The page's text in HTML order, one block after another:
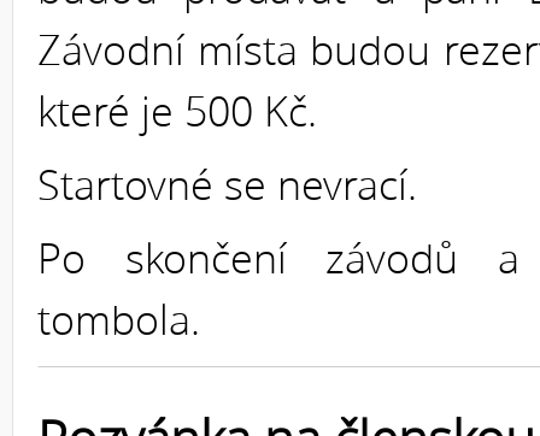
Závodní místa budou
které je 500 Kč.
Startovné se nevrací.
Po skončení závodů a
tombola.